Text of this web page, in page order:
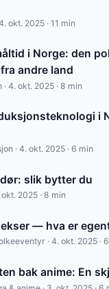
okt. 2025 · 11 min
i Norge: den
andre land
4. okt. 2025 · 8 min
i
· 4. okt. 2025 · 6 min
slik bytter du
2025 · 8 min
— hva er
· 4. okt. 2025 ·
bak anime: En